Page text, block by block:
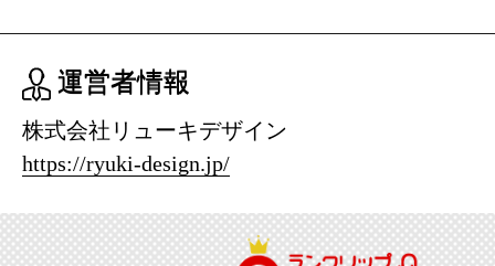
運営者情報
株式会社リューキデザイン
https://ryuki-design.jp/